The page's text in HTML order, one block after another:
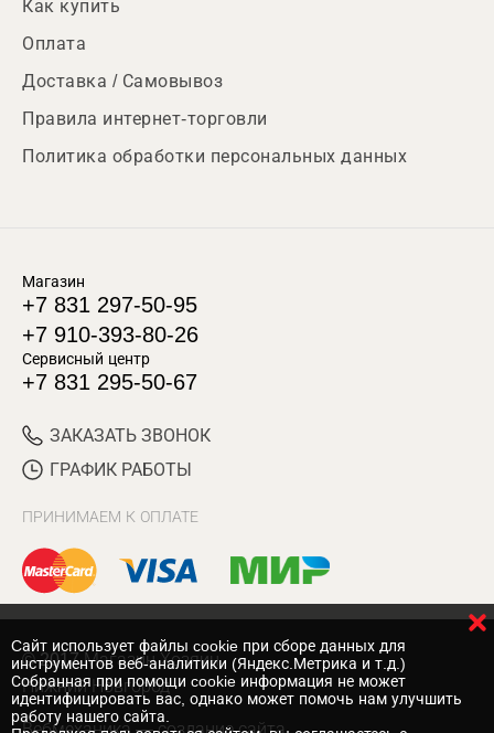
Как купить
Оплата
Доставка / Самовывоз
Правила интернет-торговли
Политика обработки персональных данных
Магазин
+7 831 297-50-95
+7 910-393-80-26
Сервисный центр
+7 831 295-50-67
ЗАКАЗАТЬ ЗВОНОК
ГРАФИК РАБОТЫ
ПРИНИМАЕМ К ОПЛАТЕ
© 2017 Магазин Хозяин
Нижний Новгород
Вебмеханика — создание сайта
Cайт использует файлы cookie при сборе данных для
инструментов веб-аналитики (Яндекс.Метрика и т.д.)
Собранная при помощи cookie информация не может
идентифицировать вас, однако может помочь нам улучшить
работу нашего сайта.